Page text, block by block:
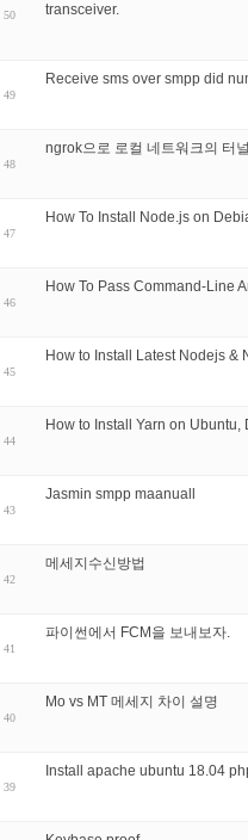
50
transceiver.
49
Receive sms over smpp did
48
ngrok으로 로컬 네트워크의 터
47
How To Install Node.js on
46
How To Pass Command-Line
45
How to Install Latest Nodejs &
44
How to Install Yarn on
43
Jasmin smpp maanuall
42
메세지수신방법
41
파이썬에서 FCM을 보내보자.
40
Mo vs MT 메세지 차이 설명
39
Install apache ubuntu 18.04